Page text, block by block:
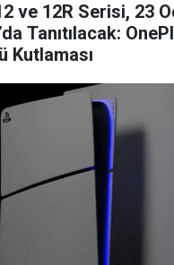
ve 12R Serisi, 23
Tanıtılacak:
Kutlaması